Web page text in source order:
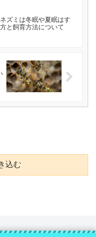
ズミは冬眠や夏眠はす
と飼育方法について
込む